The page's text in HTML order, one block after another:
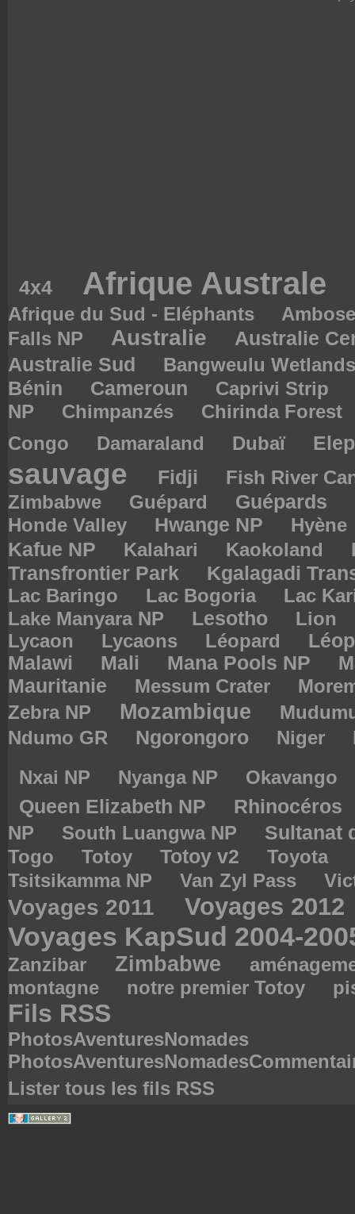
4x4 Afrique Australe
Afrique du Sud - Eléphants
Falls NP
Australie
Australie
Australie Sud
Bangweulu
Bénin
Cameroun Caprivi Strip
NP
Chimpanzés
Chirinda Forest
Congo
Damaraland Dubaï
sauvage Fidji
Fish River
Zimbabwe
Guépard Guépards
Honde Valley
Hwange NP
Hyène
Kafue NP
Kalahari Kaokoland
Transfrontier Park
Kgalagadi
Lac Baringo Lac Bogoria
Lac
Lake Manyara NP
Lesotho
Lion
Lycaon
Lycaons Léopard
Malawi
Mali Mana Pools NP
Mauritanie Messum Crater
Zebra NP
Mozambique
Ndumo GR
Ngorongoro Niger
Nxai NP
Nyanga NP Okavango
Queen Elizabeth NP
Rhinocéros
NP
South Luangwa NP Sultanat
Togo Totoy Totoy v2 Toyota
Tsitsikamma NP Van Zyl Pass
Voyages 2011 Voyages 2012
Voyages KapSud 2004-
Zanzibar Zimbabwe
montagne
notre premier Totoy
Fils RSS
PhotosAventuresNomades
Lister tous les fils RSS